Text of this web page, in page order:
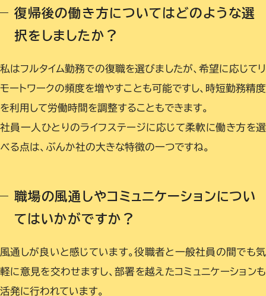
復帰後の働き方についてはどのような選
択をしましたか？
私はフルタイム勤務での復職を選びましたが、希望に応じてリ
モートワークの頻度を増やすことも可能ですし、時短勤務精度
を利用して労働時間を調整することもできます。
社員一人ひとりのライフステージに応じて柔軟に働き方を選
べる点は、ぶんか社の大きな特徴の一つですね。
職場の風通しやコミュニケーションについ
てはいかがですか？
風通しが良いと感じています。役職者と一般社員の間でも気
軽に意見を交わせますし、部署を越えたコミュニケーションも
活発に行われています。